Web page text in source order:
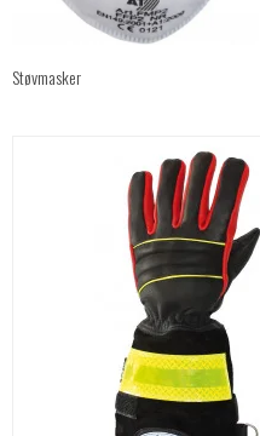
Støvmasker